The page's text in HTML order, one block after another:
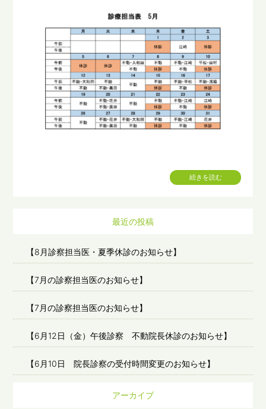
続きを読む
最近の投稿
【8月診察担当医・夏季休診のお知らせ】
【7月の診察担当医のお知らせ】
【7月の診察担当医のお知らせ】
【6月12日（金）午後診察 不動院長休診のお知らせ】
【6月10日 院長診察の受付時間変更のお知らせ】
アーカイブ